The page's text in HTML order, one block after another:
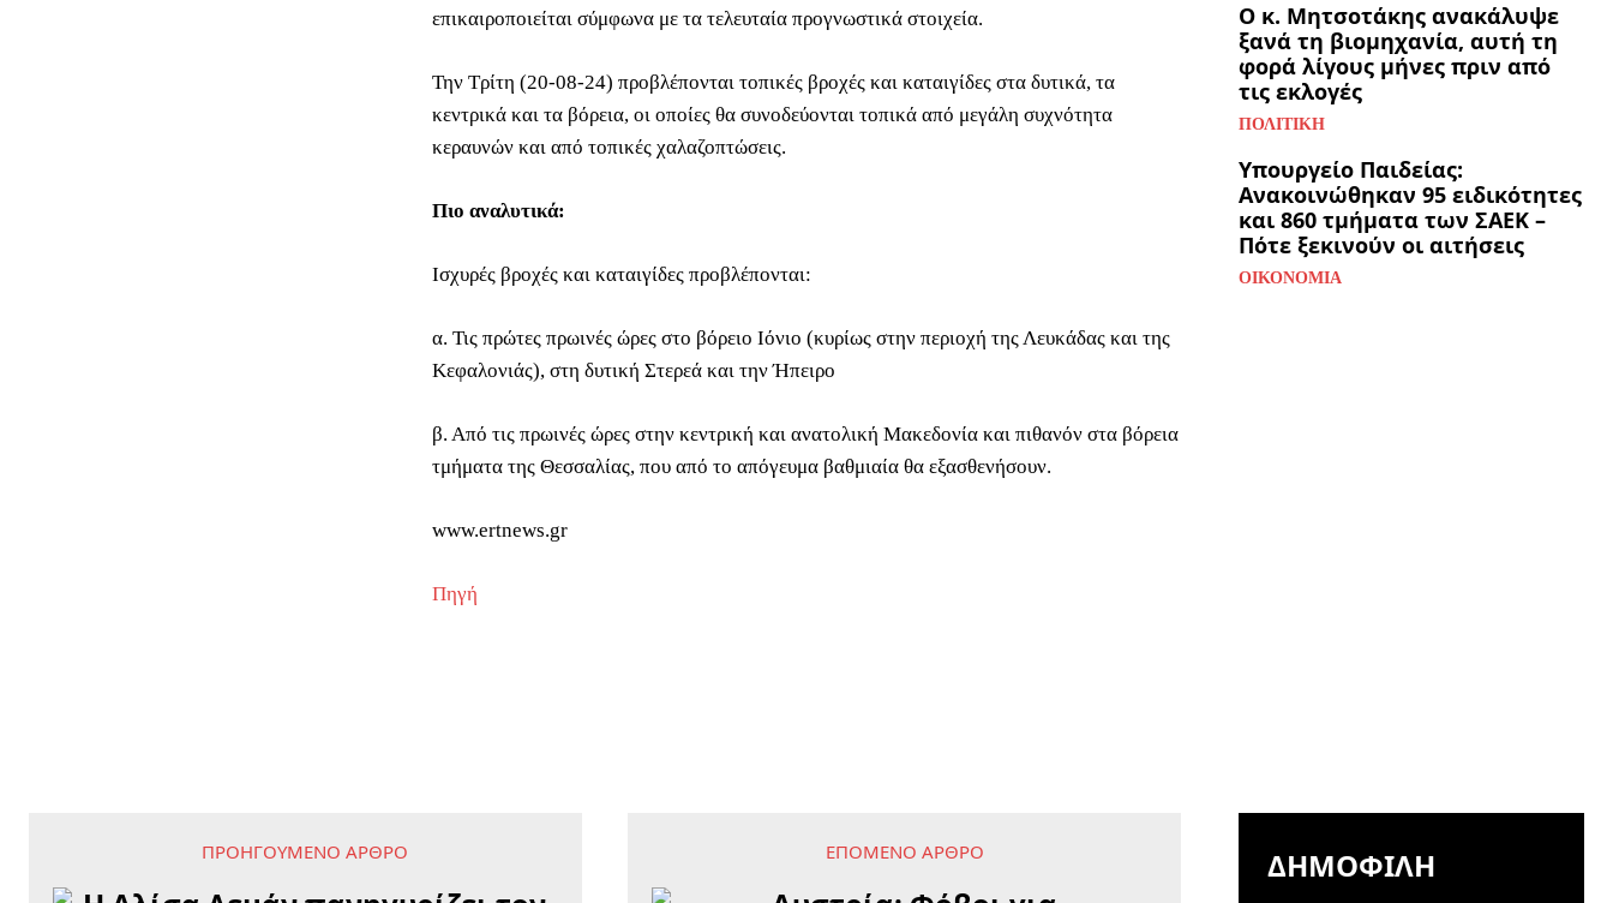
επικαιροποιείται σύμφωνα με τα τελευταία προγνωστικά στοιχεία.
Την Τρίτη (20-08-24) προβλέπονται τοπικές βροχές και καταιγίδες στα δυτικά, τα
κεντρικά και τα βόρεια, οι οποίες θα συνοδεύονται τοπικά από μεγάλη συχνότητα
κεραυνών και από τοπικές χαλαζοπτώσεις.
Πιο αναλυτικά:
Ισχυρές βροχές και καταιγίδες προβλέπονται:
α. Τις πρώτες πρωινές ώρες στο βόρειο Ιόνιο (κυρίως στην περιοχή της Λευκάδας και της
Κεφαλονιάς), στη δυτική Στερεά και την Ήπειρο
β. Από τις πρωινές ώρες στην κεντρική και ανατολική Μακεδονία και πιθανόν στα βόρεια
τμήματα της Θεσσαλίας, που από το απόγευμα βαθμιαία θα εξασθενήσουν.
www.ertnews.gr
Πηγή
Ο κ. Μητσοτάκης ανακάλυψε
ξανά τη βιομηχανία, αυτή τη
φορά λίγους μήνες πριν από
τις εκλογές
ΠΟΛΙΤΙΚΉ
Υπουργείο Παιδείας:
Ανακοινώθηκαν 95 ειδικότητες
και 860 τμήματα των ΣΑΕΚ –
Πότε ξεκινούν οι αιτήσεις
ΟΙΚΟΝΟΜΊΑ
ΠΡΟΗΓΟΎΜΕΝΟ ΆΡΘΡΟ ΕΠΌΜΕΝΟ ΆΡΘΡΟ ΔΗΜΟΦΙΛΉ